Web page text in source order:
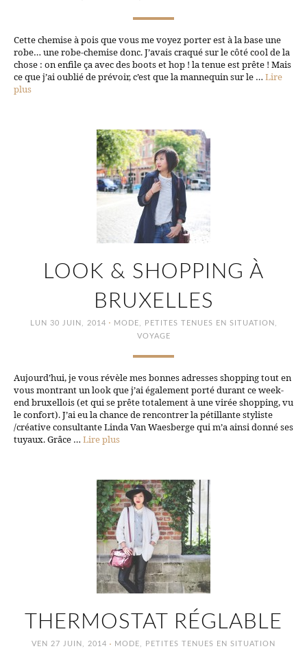
Cette chemise à pois que vous me voyez porter est à la base une
robe… une robe-chemise donc. J’avais craqué sur le côté cool de la
chose : on enfile ça avec des boots et hop ! la tenue est prête ! Mais
ce que j’ai oublié de prévoir, c’est que la mannequin sur le … Lire
plus
LOOK & SHOPPING À
BRUXELLES
LUN 30 JUIN, 2014 · MODE PETITES TENUES EN SITUATION
VOYAGE
Aujourd’hui, je vous révèle mes bonnes adresses shopping tout en
vous montrant un look que j’ai également porté durant ce week-
end bruxellois (et qui se prête totalement à une virée shopping, vu
le confort). J’ai eu la chance de rencontrer la pétillante styliste
/créative consultante Linda Van Waesberge qui m’a ainsi donné ses
tuyaux. Grâce … Lire plus
THERMOSTAT RÉGLABLE
VEN 27 JUIN, 2014 · MODE, PETITES TENUES EN SITUATION